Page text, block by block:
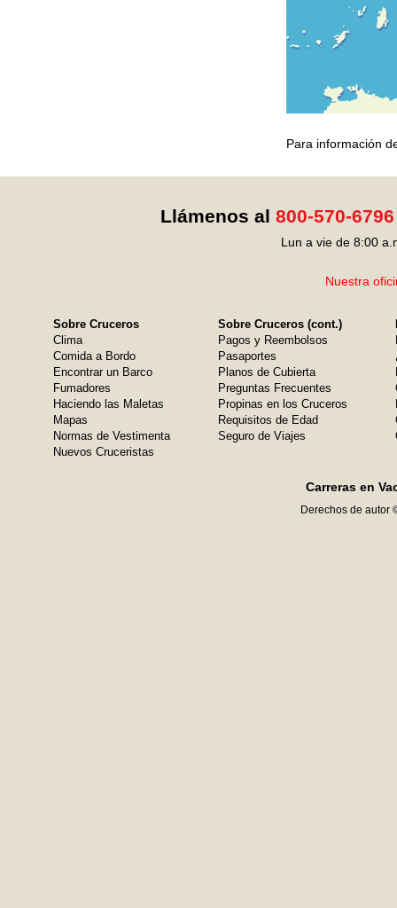
Para información
Llámenos al 800-570-6796
Lun a vie de 8:00
Nuestra
Sobre Cruceros
Clima
Comida a Bordo
Encontrar un Barco
Fumadores
Haciendo las Maletas
Mapas
Normas de Vestimenta
Nuevos Cruceristas
Sobre Cruceros (cont.)
Pagos y Reembolsos
Pasaportes
Planos de Cubierta
Preguntas Frecuentes
Propinas en los Cruceros
Requisitos de Edad
Seguro de Viajes
Carreras en
Derechos de autor